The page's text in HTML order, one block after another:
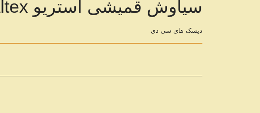
سیاوش قمیشی استریو Caltex (سی دی) آلبوم شماره1
دیسک های سی دی